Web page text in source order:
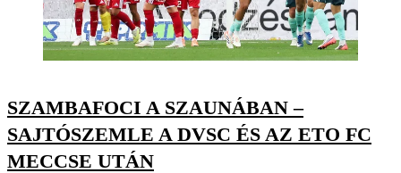
SZAMBAFOCI A SZAUNÁBAN –
SAJTÓSZEMLE A DVSC ÉS AZ ETO FC
MECCSE UTÁN